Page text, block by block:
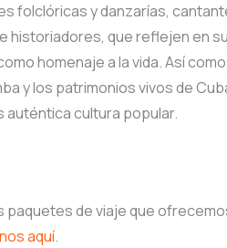
folclóricas y danzarías,
que reflejen en
homenaje a la vida. Así
y los patrimonios vivos de
auténtica cultura popular.
paquetes de viaje que
aquí.